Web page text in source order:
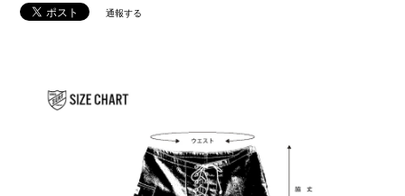
通報する